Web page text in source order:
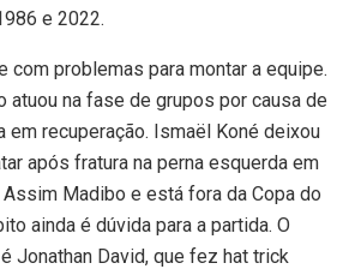
e 2022.
problemas para montar a equipe.
atuou na fase de grupos por causa de
em recuperação. Ismaël Koné deixou
após fratura na perna esquerda em
Assim Madibo e está fora da Copa do
ainda é dúvida para a partida. O
Jonathan David, que fez hat trick